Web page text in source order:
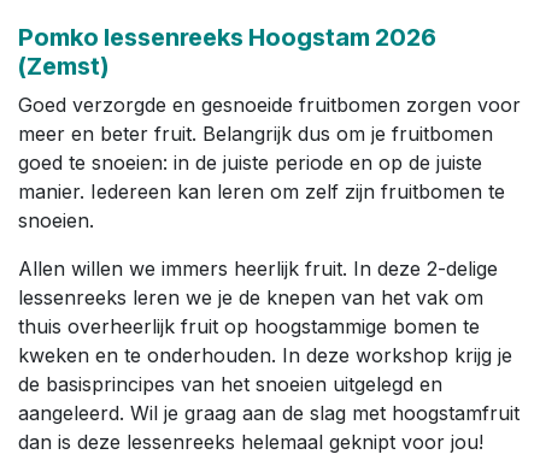
Pomko lessenreeks Hoogstam 2026
(Zemst)
Goed verzorgde en gesnoeide fruitbomen zorgen voor
meer en beter fruit. Belangrijk dus om je fruitbomen
goed te snoeien: in de juiste periode en op de juiste
manier. Iedereen kan leren om zelf zijn fruitbomen te
snoeien.
Allen willen we immers heerlijk fruit. In deze 2-delige
lessenreeks leren we je de knepen van het vak om
thuis overheerlijk fruit op hoogstammige bomen te
kweken en te onderhouden. In deze workshop krijg je
de basisprincipes van het snoeien uitgelegd en
aangeleerd. Wil je graag aan de slag met hoogstamfruit
dan is deze lessenreeks helemaal geknipt voor jou!